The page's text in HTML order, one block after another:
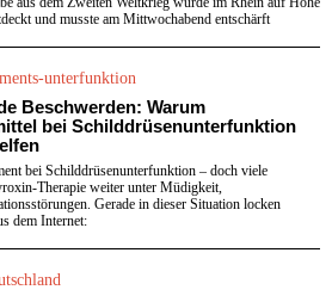
und musste am Mittwochabend entschärft
Beschwerden: Warum
bei Schilddrüsenunterfunktion
bei Schilddrüsenunterfunktion – doch viele
Therapie weiter unter Müdigkeit,
Gerade in dieser Situation locken
dem Internet: